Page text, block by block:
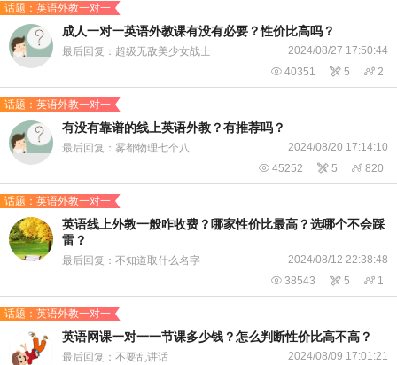
话题：英语外教一对一
成人一对一英语外教课有没有必要？性价比高吗？
最后回复：超级无敌美少女战士 2024/08/27 17:50:44
 40351  5  2
话题：英语外教一对一
有没有靠谱的线上英语外教？有推荐吗？
最后回复：雾都物理七个八 2024/08/20 17:14:10
 45252  5  820
话题：英语外教一对一
英语线上外教一般咋收费？哪家性价比最高？选哪个不会踩
雷？
最后回复：不知道取什么名字 2024/08/12 22:38:48
 38543  5  1
话题：英语外教一对一
英语网课一对一一节课多少钱？怎么判断性价比高不高？
最后回复：不要乱讲话 2024/08/09 17:01:21